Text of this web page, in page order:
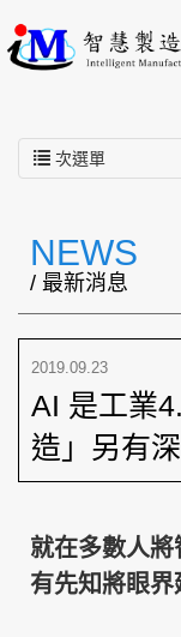
次選單
NEWS
/ 最新消息
2019.09.23
AI 是工業
造」另有深
就在多數人
有先知將眼界